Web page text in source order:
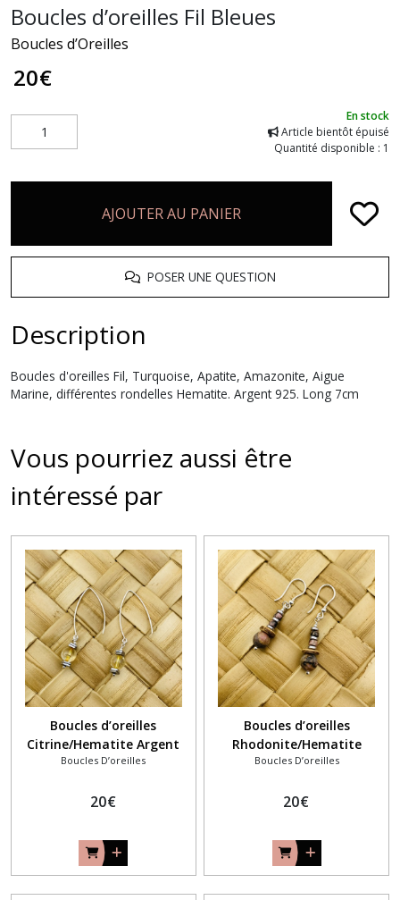
Boucles d’oreilles Fil Bleues
Boucles d’Oreilles
20€
En stock
Article bientôt épuisé
Quantité disponible : 1
AJOUTER AU PANIER
POSER UNE QUESTION
Description
Boucles d'oreilles Fil, Turquoise, Apatite, Amazonite, Aigue
Marine, différentes rondelles Hematite. Argent 925. Long 7cm
Vous pourriez aussi être
intéressé par
Boucles d’oreilles
Citrine/Hematite Argent
925
Boucles D’oreilles
20€
Boucles d’oreilles
Rhodonite/Hematite
Boucles D’oreilles
20€